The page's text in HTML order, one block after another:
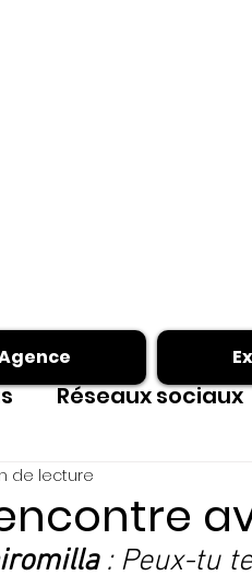
Réseaux sociaux
shooting photo
& Engagements
de lecture
: Peux-tu